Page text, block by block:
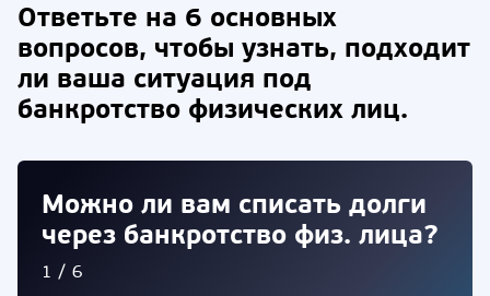
Ответьте на 6 основных
вопросов, чтобы узнать, подходит
ли ваша ситуация под
банкротство физических лиц.
Можно ли вам списать долги
через банкротство физ. лица?
1/6